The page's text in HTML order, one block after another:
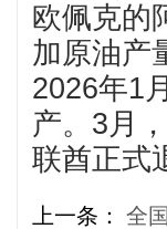
欧佩克的
加原油产
2026年1
产。3月
联酋正式
上一条： 全